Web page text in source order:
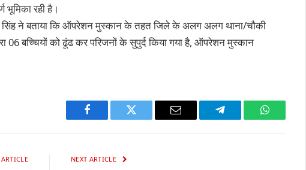
भूमिका रही है।
सिंह ने बताया कि ऑपरेशन मुस्कान के तहत जिले के अलग अलग थाना/चौकी
06 बच्चियों को ढूंढ कर परिजनों के सुपुर्द किया गया है, ऑपरेशन मुस्कान
Facebook Twitter Email Telegram WhatsApp
NEXT ARTICLE